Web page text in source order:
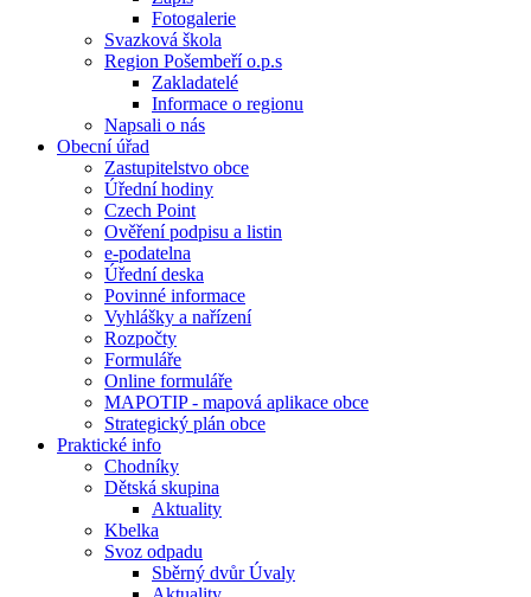
Fotogalerie
Svazková škola
Region Pošembeří o.p.s
Zakladatelé
Informace o regionu
Napsali o nás
Obecní úřad
Zastupitelstvo obce
Úřední hodiny
Czech Point
Ověření podpisu a listin
e-podatelna
Úřední deska
Povinné informace
Vyhlášky a nařízení
Rozpočty
Formuláře
Online formuláře
MAPOTIP - mapová aplikace obce
Strategický plán obce
Praktické info
Chodníky
Dětská skupina
Aktuality
Kbelka
Svoz odpadu
Sběrný dvůr Úvaly